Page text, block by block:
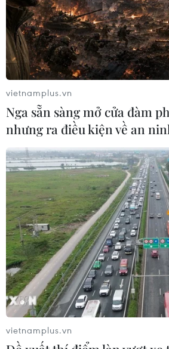
trẻ em tại Mỹ đủ điều kiện để
vaccine của Pfizer/BioNTech.
dụng loại vaccine này tiêm
thiếu niên từ 12 đến 18 tuổi./.
#Dịch COVID-19 #Virus SARS-CoV-2
#Ca tử vong
#Tiêm chủng vaccine
#Làn sóng dịch mới
vietnamplus.vn
Nga sẵn sàng mở cửa đàm
nhưng ra điều kiện về an
vietnamplus.vn